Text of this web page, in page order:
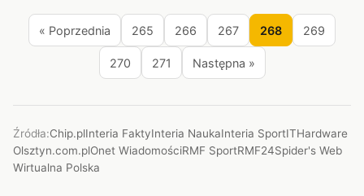
« Poprzednia 265 266 267 268 269
270 271 Następna »
Źródła:Chip.plInteria FaktyInteria NaukaInteria SportITHardware
Olsztyn.com.plOnet WiadomościRMF SportRMF24Spider's Web
Wirtualna Polska